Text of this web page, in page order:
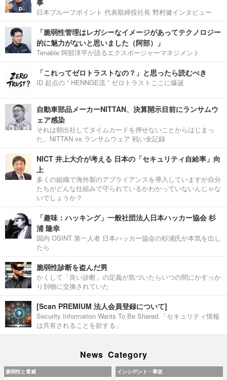
事
日本プルーフポイント 代表取締役社長 野村健インタビュー
「脆弱性管理はレガシーなイメージがあってテクノロジー
的に魅力がないと思いました（阿部）」
Tenable 阿部淳平が語るエクスポージャーマネジメント
「これってゼロトラストなの？」と思ったら読むべき
ID 起点の “ HENNGE流 ” ゼロトラストここに爆誕
自動車部品メーカーNITTAN、決算開示目前にランサムウ
ェア感染
それは朝出社してタイムカードを押せないことからはじまっ
た。NITTAN vs ランサムウェア 戦い全記録
NICT 井上大介が考える 日本の「セキュリティ自給率」向
上
多くの組織で海外製のアプライアンスを導入していますが自分
たちがどんな仕組みで守られているかわかっていないんじゃな
いでしょうか？
「趣味：ハッキング」一般社団法人日本ハッカー協会 杉
浦 隆幸
国内 OSINT 第一人者 日本ハッカー協会の杉浦氏が本気を出し
たら
脆弱性診断を盗んだ男
かくして「良い診断」の定義が気づいたらいつの間にかすっか
り別物に交換されていた
[Scan PREMIUM 法人会員登録について]
Security Information Wants To Be Shared.「セキュリティ情報
は共有されることを欲する」
News Category
脆弱性と脅威 インシデント・事故